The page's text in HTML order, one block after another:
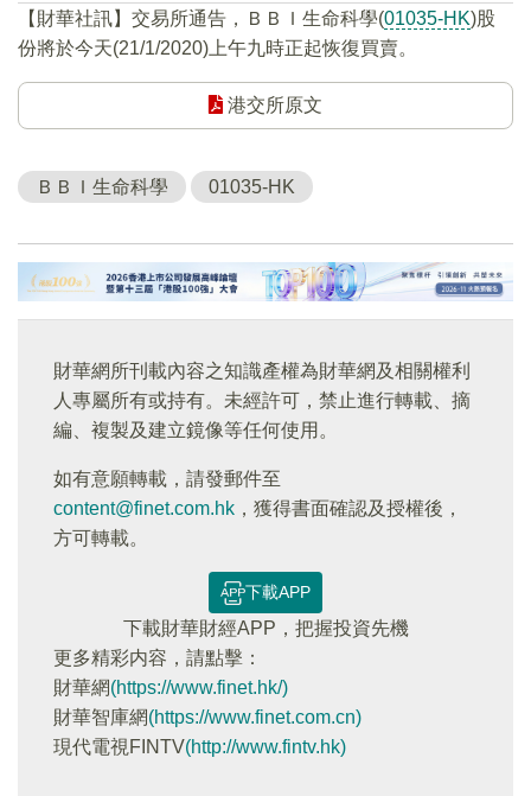
【財華社訊】交易所通告，ＢＢＩ生命科學(01035-HK)股
份將於今天(21/1/2020)上午九時正起恢復買賣。
港交所原文
ＢＢＩ生命科學 01035-HK
財華網所刊載內容之知識產權為財華網及相關權利
人專屬所有或持有。未經許可，禁止進行轉載、摘
編、複製及建立鏡像等任何使用。
如有意願轉載，請發郵件至
content@finet.com.hk ，獲得書面確認及授權後，
方可轉載。
下載APP
下載財華財經APP，把握投資先機
更多精彩内容，請點擊：
財華網(https://www.finet.hk/)
財華智庫網(https://www.finet.com.cn)
現代電視FINTV(http://www.fintv.hk)